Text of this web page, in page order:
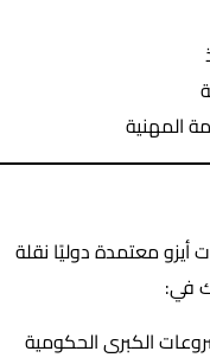
المهنية
معتمدة دوليًا نقلة
في:
الكبرى الحكومية